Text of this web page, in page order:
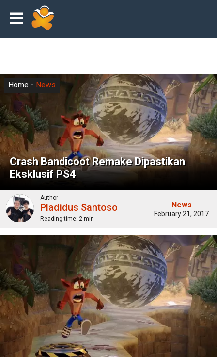
Crash Bandicoot Remake Dipastikan
Eksklusif PS4
Home News
Author
Pladidus Santoso
Reading time: 2 min
News
February 21, 2017